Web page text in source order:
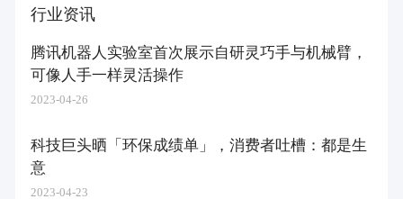
行业资讯
腾讯机器人实验室首次展示自研灵巧手与机械臂，
可像人手一样灵活操作
2023-04-26
科技巨头晒「环保成绩单」，消费者吐槽：都是生
意
2023-04-23